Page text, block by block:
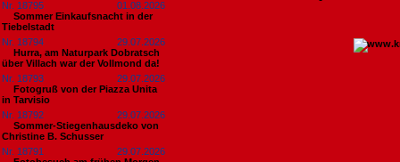
Nr. 18795
01.08.2026
Sommer Einkaufsnacht in der
Tiebelstadt
Nr. 18794
29.07.2026
Hurra, am Naturpark Dobratsch
über Villach war der Vollmond da!
Nr. 18793
29.07.2026
Fotogruß von der Piazza Unita
in Tarvisio
Nr. 18792
29.07.2026
Sommer-Stiegenhausdeko von
Christine B. Schusser
Nr. 18791
29.07.2026